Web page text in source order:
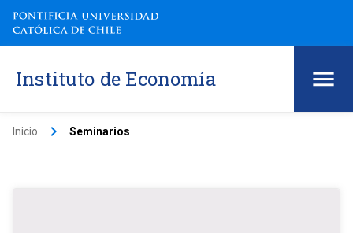
Instituto de Economía
Inicio keyboard_arrow_right Seminarios